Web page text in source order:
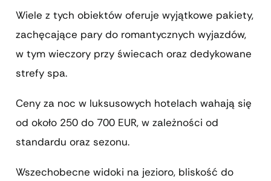
Wiele z tych obiektów oferuje wyjątkowe pakiety,
zachęcające pary do romantycznych wyjazdów,
w tym wieczory przy świecach oraz dedykowane
strefy spa.
Ceny za noc w luksusowych hotelach wahają się
od około 250 do 700 EUR, w zależności od
standardu oraz sezonu.
Wszechobecne widoki na jezioro, bliskość do